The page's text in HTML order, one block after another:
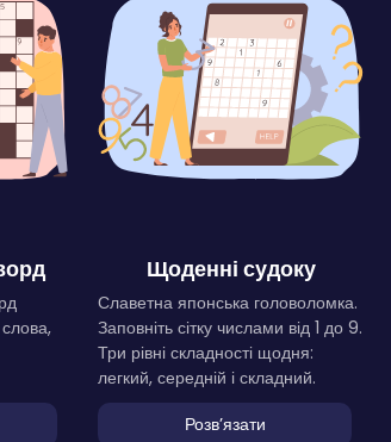
Щоденні судоку
Славетна японська головоломка.
Заповніть сітку числами від 1 до 9.
Три рівні складності щодня:
легкий, середній і складний.
Розвʼязати